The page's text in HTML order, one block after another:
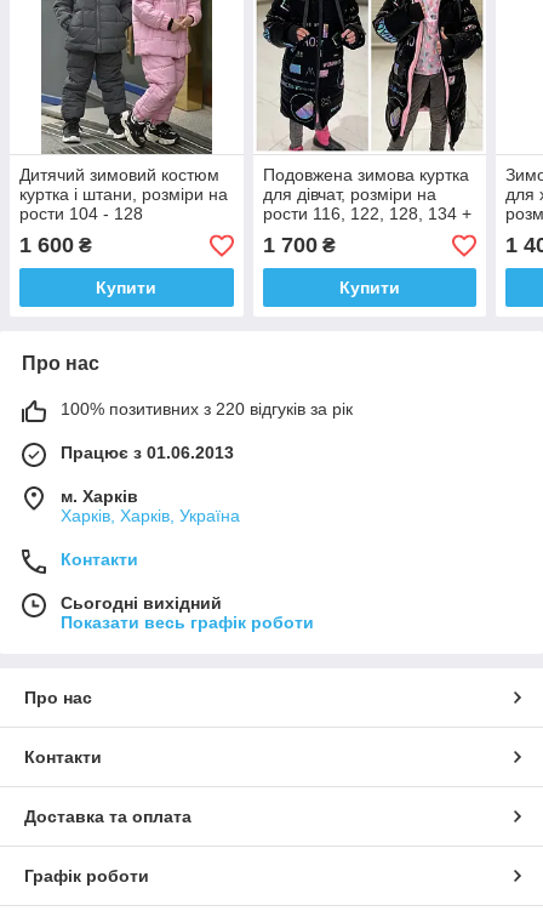
Дитячий зимовий костюм
куртка і штани, розміри на
рости 104 - 128
1 600 ₴
Купити
Подовжена зимова куртка
для дівчат, розміри на
рости 116, 122, 128, 134 +
1 700₴
Купити
для
1
Про нас
100% позитивних з 220 відгуків за рік
Працює з 01.06.2013
м. Харків
Харків, Харків, Україна
Контакти
Сьогодні вихідний
Показати весь графік роботи
Про нас
Контакти
Доставка та оплата
Графік роботи